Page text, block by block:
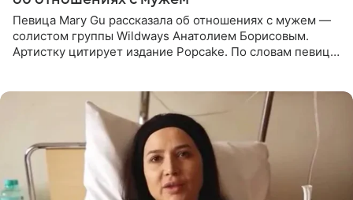
Певица Mary Gu рассказала об отношениях с мужем —
солистом группы Wildways Анатолием Борисовым.
Артистку цитирует издание Popcake. По словам певицы,